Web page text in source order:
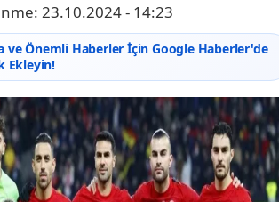
23.10.2024 - 14:23
ve Önemli Haberler İçin Google Haberler'de
Ekleyin!